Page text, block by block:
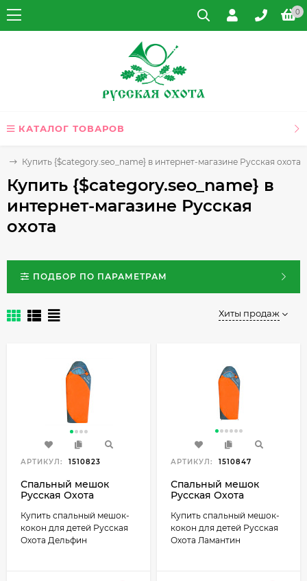
0
КАТАЛОГ ТОВАРОВ
Купить {$category.seo_name} в интернет-магазине Русская охота
Купить {$category.seo_name} в
интернет-магазине Русская
охота
ПОДБОР ПО ПАРАМЕТРАМ
Хиты продаж
АРТИКУЛ: 1510823
Спальный мешок
Русская Охота
Купить спальный мешок-
кокон для детей Русская
Охота Дельфин
АРТИКУЛ: 1510847
Спальный мешок
Русская Охота
Купить спальный мешок-
кокон для детей Русская
Охота Ламантин